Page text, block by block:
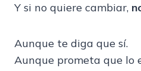
Y si no quiere cambiar,
Aunque te diga que sí.
Aunque prometa que lo